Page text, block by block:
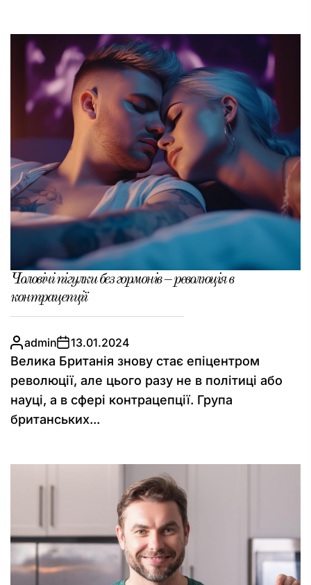
Чоловічі пігулки без гормонів – революція в
контрацепції
admin 13.01.2024
Велика Британія знову стає епіцентром
революції, але цього разу не в політиці або
науці, а в сфері контрацепції. Група
британських...